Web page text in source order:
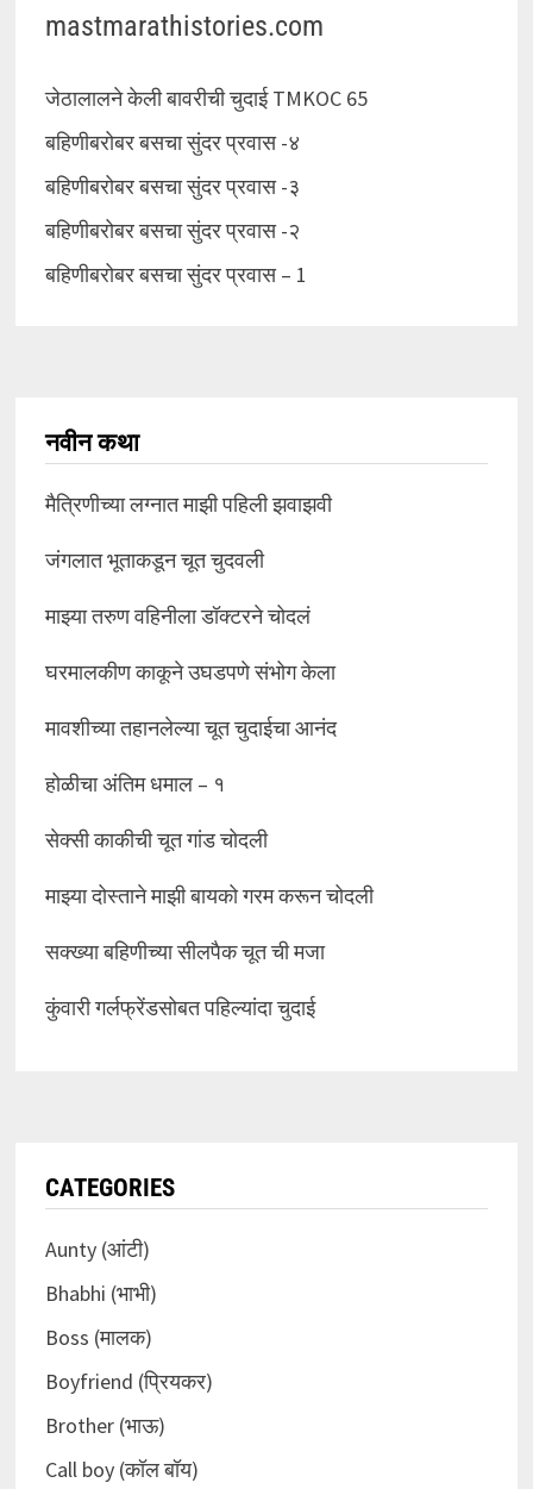
mastmarathistories.com
जेठालालने केली बावरीची चुदाई TMKOC 65
बहिणीबरोबर बसचा सुंदर प्रवास -४
बहिणीबरोबर बसचा सुंदर प्रवास -३
बहिणीबरोबर बसचा सुंदर प्रवास -२
बहिणीबरोबर बसचा सुंदर प्रवास – 1
नवीन कथा
मैत्रिणीच्या लग्नात माझी पहिली झवाझवी
जंगलात भूताकडून चूत चुदवली
माझ्या तरुण वहिनीला डॉक्टरने चोदलं
घरमालकीण काकूने उघडपणे संभोग केला
मावशीच्या तहानलेल्या चूत चुदाईचा आनंद
होळीचा अंतिम धमाल – १
सेक्सी काकीची चूत गांड चोदली
माझ्या दोस्ताने माझी बायको गरम करून चोदली
सक्ख्या बहिणीच्या सीलपैक चूत ची मजा
कुंवारी गर्लफ्रेंडसोबत पहिल्यांदा चुदाई
CATEGORIES
Aunty (आंटी)
Bhabhi (भाभी)
Boss (मालक)
Boyfriend (प्रियकर)
Brother (भाऊ)
Call boy (कॉल बॉय)